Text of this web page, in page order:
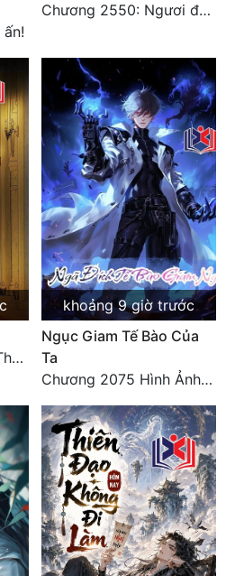
Chương 2550: Ngươi đoán xem
Chương 2150: Hung Thụ Nhựa Cây
khoảng 9 giờ trước
Ngục Giam Tế Bào Của
Ta
Chương 2075 Hình Ảnh Màu Xám